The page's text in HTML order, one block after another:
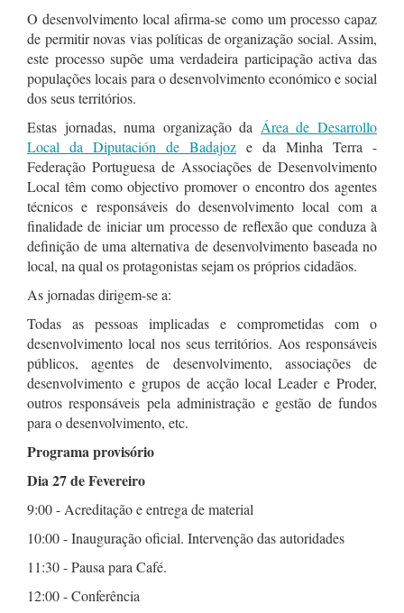
O desenvolvimento local afirma-se como um processo capaz
de permitir novas vias políticas de organização social. Assim,
este processo supõe uma verdadeira participação activa das
populações locais para o desenvolvimento económico e social
dos seus territórios.
Estas jornadas, numa organização da Área de Desarrollo
Local da Diputación de Badajoz e da Minha Terra -
Federação Portuguesa de Associações de Desenvolvimento
Local têm como objectivo promover o encontro dos agentes
técnicos e responsáveis do desenvolvimento local com a
finalidade de iniciar um processo de reflexão que conduza à
definição de uma alternativa de desenvolvimento baseada no
local, na qual os protagonistas sejam os próprios cidadãos.
As jornadas dirigem-se a:
Todas as pessoas implicadas e comprometidas com o
desenvolvimento local nos seus territórios. Aos responsáveis
públicos, agentes de desenvolvimento, associações de
desenvolvimento e grupos de acção local Leader e Proder,
outros responsáveis pela administração e gestão de fundos
para o desenvolvimento, etc.
Programa provisório
Dia 27 de Fevereiro
9:00 - Acreditação e entrega de material
10:00 - Inauguração oficial. Intervenção das autoridades
11:30 - Pausa para Café.
12:00 - Conferência